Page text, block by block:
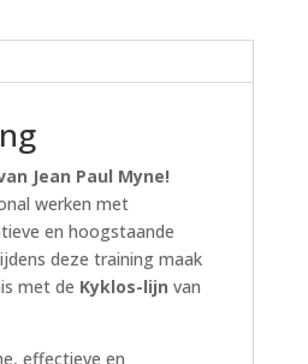
Jean Paul Myne!
werken met
en hoogstaande
deze training maak
met de Kyklos-lijn van
effectieve en